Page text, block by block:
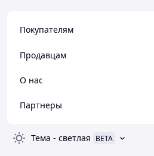
Покупателям
Продавцам
О нас
Партнеры
Тема - светлая BETA